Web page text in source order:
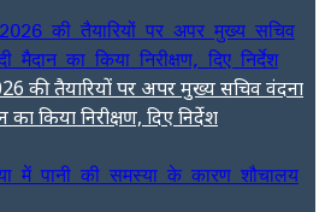
की तैयारियों पर अपर मुख्य सचिव वंदना
का किया निरीक्षण, दिए निर्देश